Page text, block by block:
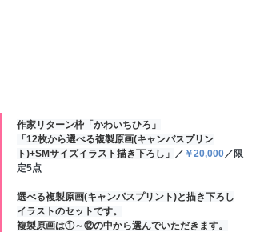
作家リターン枠「かわいちひろ」
「12枚から選べる複製原画(キャンバスプリン
ト)+SMサイズイラスト描き下ろし」 ／ ￥20,000／限
定5点
選べる複製原画(キャンパスプリント)と描き下ろし
イラストのセットです。
複製原画は①～⑫の中から選んでいただきます。